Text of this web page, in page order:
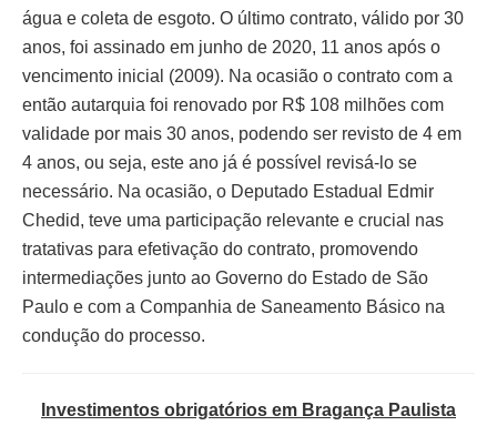
água e coleta de esgoto. O último contrato, válido por 30
anos, foi assinado em junho de 2020, 11 anos após o
vencimento inicial (2009). Na ocasião o contrato com a
então autarquia foi renovado por R$ 108 milhões com
validade por mais 30 anos, podendo ser revisto de 4 em
4 anos, ou seja, este ano já é possível revisá-lo se
necessário. Na ocasião, o Deputado Estadual Edmir
Chedid, teve uma participação relevante e crucial nas
tratativas para efetivação do contrato, promovendo
intermediações junto ao Governo do Estado de São
Paulo e com a Companhia de Saneamento Básico na
condução do processo.
Investimentos obrigatórios em Bragança Paulista